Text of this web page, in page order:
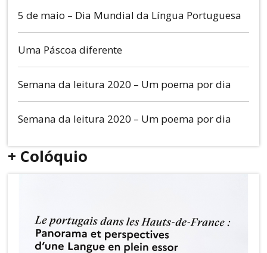
5 de maio – Dia Mundial da Língua Portuguesa
Uma Páscoa diferente
Semana da leitura 2020 – Um poema por dia
Semana da leitura 2020 – Um poema por dia
+ Colóquio